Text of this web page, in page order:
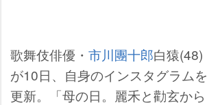
歌舞伎俳優・ 市川團十郎白猿(48)
が10日、自身のインスタグラムを
更新。「母の日。麗禾と勸玄から